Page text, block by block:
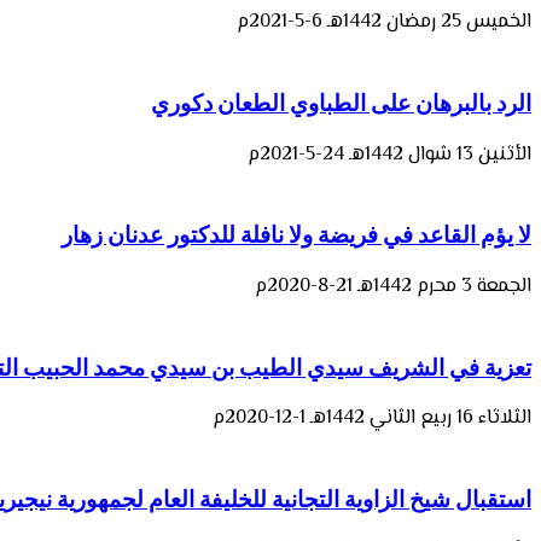
الخميس 25 رمضان 1442هـ 6-5-2021م
الرد بالبرهان على الطباوي الطعان دكوري
الأثنين 13 شوال 1442هـ 24-5-2021م
لا يؤم القاعد في فريضة ولا نافلة للدكتور عدنان زهار
الجمعة 3 محرم 1442هـ 21-8-2020م
تعزية في الشريف سيدي الطيب بن سيدي محمد الحبيب
الثلاثاء 16 ربيع الثاني 1442هـ 1-12-2020م
استقبال شيخ الزاوية التجانية للخليفة العام لجمهورية